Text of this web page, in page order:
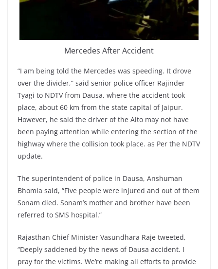
Mercedes After Accident
“I am being told the Mercedes was speeding. It drove
over the divider,” said senior police officer Rajinder
Tyagi to NDTV from Dausa, where the accident took
place, about 60 km from the state capital of Jaipur.
However, he said the driver of the Alto may not have
been paying attention while entering the section of the
highway where the collision took place. as Per the NDTV
update.
The superintendent of police in Dausa, Anshuman
Bhomia said, “Five people were injured and out of them
Sonam died. Sonam’s mother and brother have been
referred to SMS hospital.”
Rajasthan Chief Minister Vasundhara Raje tweeted,
“Deeply saddened by the news of Dausa accident. I
pray for the victims. We’re making all efforts to provide